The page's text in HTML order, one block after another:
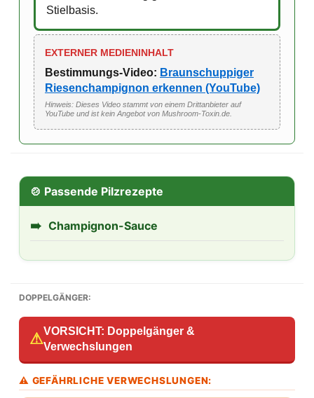
Stielbasis.
EXTERNER MEDIENINHALT
Bestimmungs-Video: Braunschuppiger
Riesenchampignon erkennen (YouTube)
Hinweis: Dieses Video stammt von einem Drittanbieter auf
YouTube und ist kein Angebot von Mushroom-Toxin.de.
🍲 Passende Pilzrezepte
➠ Champignon-Sauce
DOPPELGÄNGER:
⚠VORSICHT: Doppelgänger &
Verwechslungen
⚠ GEFÄHRLICHE VERWECHSLUNGEN: